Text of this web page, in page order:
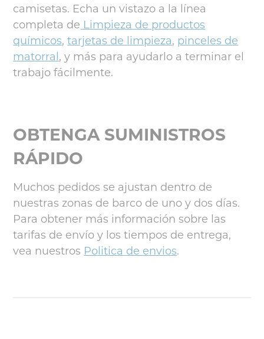
camisetas. Echa un vistazo a la línea
completa de Limpieza de productos
químicos,tarjetas de limpieza, pinceles de
matorral, y más para ayudarlo a terminar el
trabajo fácilmente.
OBTENGA SUMINISTROS
RÁPIDO
Muchos pedidos se ajustan dentro de
nuestras zonas de barco de uno y dos días.
Para obtener más información sobre las
tarifas de envío y los tiempos de entrega,
vea nuestros Politica de envios.